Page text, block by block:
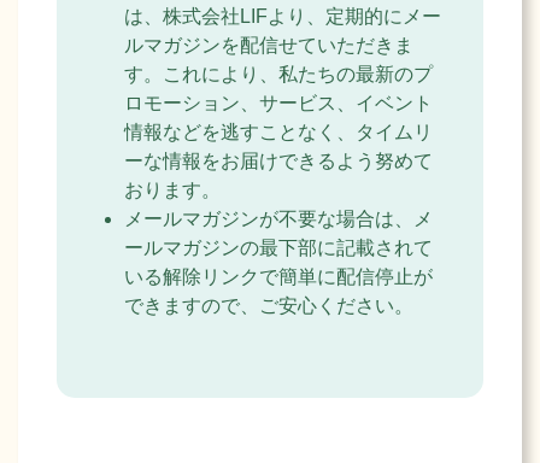
は、株式会社LIFより、定期的にメー
ルマガジンを配信せていただきま
す。これにより、私たちの最新のプ
ロモーション、サービス、イベント
情報などを逃すことなく、タイムリ
ーな情報をお届けできるよう努めて
おります。
メールマガジンが不要な場合は、メ
ールマガジンの最下部に記載されて
いる解除リンクで簡単に配信停止が
できますので、ご安心ください。